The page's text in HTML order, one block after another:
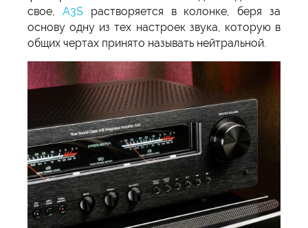
свое, A3Sрастворяется в колонке, беря за
основу одну из тех настроек звука, которую в
общих чертах принято называть нейтральной.